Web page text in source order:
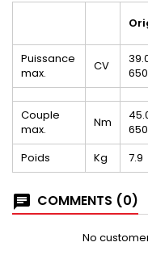
Puissance
max.
CV
Couple
max.
Nm
Poids
Kg 7.9
COMMENTS (0)
No